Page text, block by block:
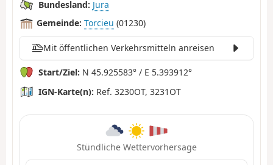
Bundesland: Jura
Gemeinde: Torcieu (01230)
Mit öffentlichen Verkehrsmitteln anreisen
Start/Ziel: N 45.925583° / E 5.393912°
IGN-Karte(n): Ref. 3230OT, 3231OT
Stündliche Wettervorhersage